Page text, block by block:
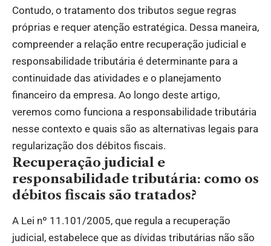
Contudo, o tratamento dos tributos segue regras
próprias e requer atenção estratégica. Dessa maneira,
compreender a relação entre recuperação judicial e
responsabilidade tributária é determinante para a
continuidade das atividades e o planejamento
financeiro da empresa. Ao longo deste artigo,
veremos como funciona a responsabilidade tributária
nesse contexto e quais são as alternativas legais para
regularização dos débitos fiscais.
Recuperação judicial e
responsabilidade tributária: como os
débitos fiscais são tratados?
A Lei nº 11.101/2005, que regula a recuperação
judicial, estabelece que as dívidas tributárias não são